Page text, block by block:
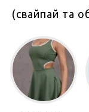
(свайпай та
КОМБЕЗИ
ТА СУКНІ
ТА